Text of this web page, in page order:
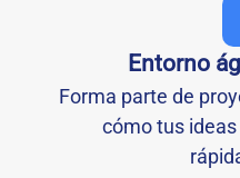
Entorno
Forma parte de
cómo tus